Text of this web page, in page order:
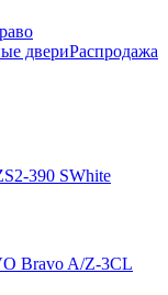
двериРаспродажа
390 SWhite
Bravo A/Z-3CL